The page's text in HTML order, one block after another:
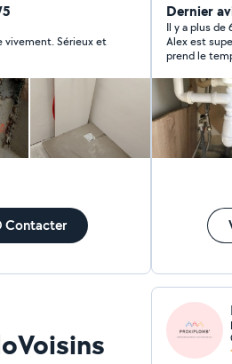
ballon d'eau
cuivre, rénovation
Travail soigné,
vivement. Sérieux et
Contacter
équipée
Dernier
Il y a plus de
Alex est
prend le